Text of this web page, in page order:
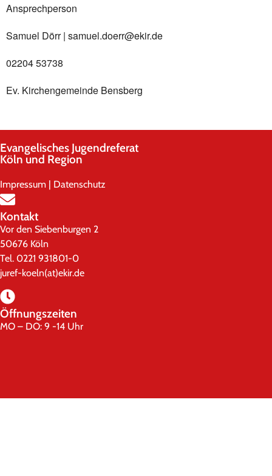
Ansprechperson
Samuel Dörr | samuel.doerr@ekir.de
02204 53738
Ev. Kirchengemeinde Bensberg
Evangelisches Jugendreferat
Köln und Region
Impressum | Datenschutz
Kontakt
Vor den Siebenburgen 2
50676 Köln
Tel. 0221 931801-0
juref-koeln(at)ekir.de
Öffnungszeiten
MO – DO: 9 -14 Uhr